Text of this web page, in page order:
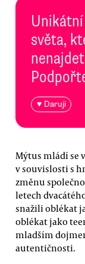
světa,
♥ Daruji
Mýtus mládí se
v souvislosti s
změnu
letech
snažili oblékat
oblékat jako
mladším
autentičnosti.